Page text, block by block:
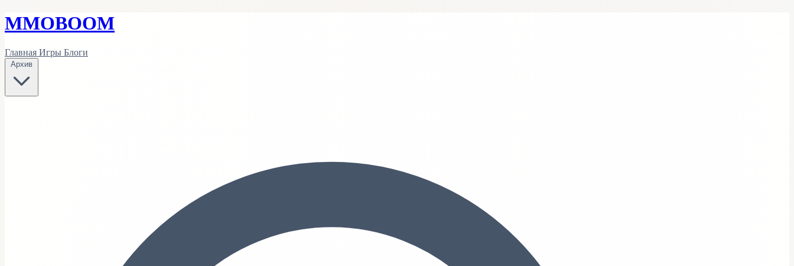
MMOBOOM
Главная Игры Блоги
Архив